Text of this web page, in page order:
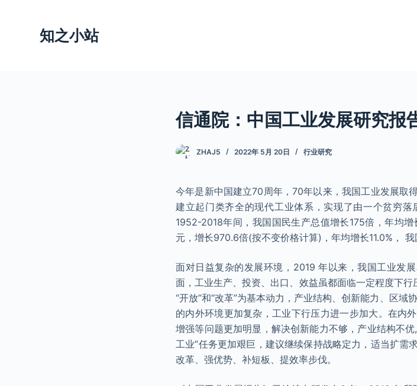
知之小站
信通院：中国工业发展研究
ZHAJ5 2022年 5月 20日 行业研究
今年是新中国建立70周年，70年以来，我国工业发展取
建立起门类齐全的现代工业体系，实现了由一个贫穷落
1952-2018年间，我国国民生产总值增长175倍，年均
元，增长970.6倍(按不变价格计算)，年均增长11.0%，
面对日益复杂的发展环境，2019 年以来，我国工业发
面，工业生产、投资、出口、效益虽都面临一定程度下行
“开放”和“改革”为基本动力，产业结构、创新能力、区
的内外环境更加复杂，工业下行压力进一步加大。在内
增强等问题更加明显，解决创新能力不够，产业结构不
工业”任务更加艰巨，建议继续保持战略定力，适当扩需
改革、强优势、补短板、提效率步伐。